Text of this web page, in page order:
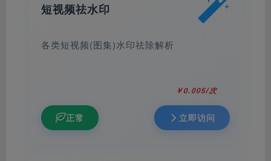
短视频祛水印
各类短视频(图集)水印祛除解析
￥0.005/次
正常 立即访问